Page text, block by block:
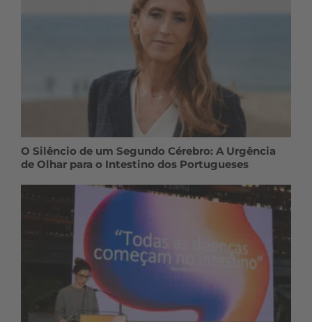
O Silêncio de um Segundo Cérebro: A Urgência
de Olhar para o Intestino dos Portugueses